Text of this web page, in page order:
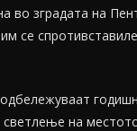
во зградата на
се
на